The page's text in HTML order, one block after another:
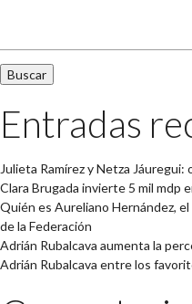
Entradas
Julieta Ramírez y Netza
Clara Brugada invierte 5 mil mdp
Quién es Aureliano Hernández,
de la Federación
Adrián Rubalcava aumenta la
Adrián Rubalcava entre los